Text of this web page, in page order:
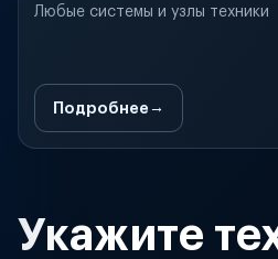
Любые системы и узлы техники
Подробнее
Укажите